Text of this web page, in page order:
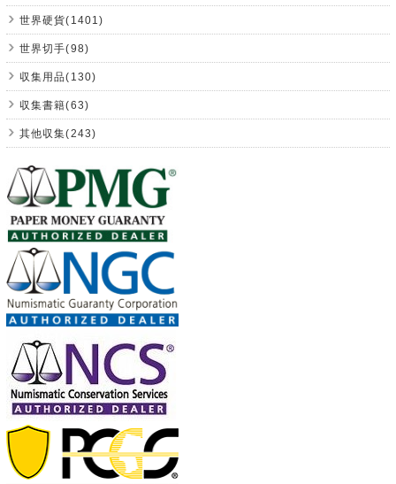
世界硬貨(1401)
世界切手(98)
収集用品(130)
収集書籍(63)
其他収集(243)